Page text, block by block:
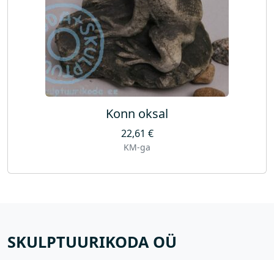
Konn oksal
22,61 €
KM-ga
SKULPTUURIKODA OÜ